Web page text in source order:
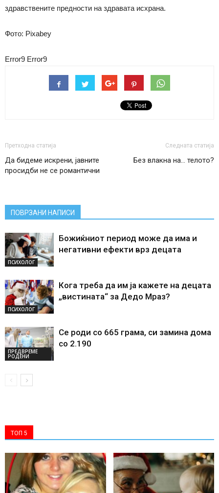
здравствените предности на здравата исхрана.
Фото: Pixabey
Error9 Error9
Претходна статија
Да бидеме искрени, јавните
просидби не се романтични
Следната статија
Без влакна на… телото?
ПОВРЗАНИ НАПИСИ
ПСИХОЛОГ
Божиќниот период може да има и
негативни ефекти врз децата
ПСИХОЛОГ
Кога треба да им ја кажете на децата
„вистината“ за Дедо Мраз?
ПРЕДВРЕМЕ
РОДЕНИ
Се роди со 665 грама, си замина дома
со 2.190
ТОП 5